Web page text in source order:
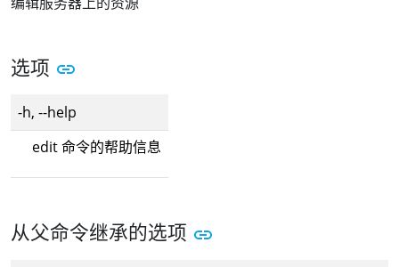
选项
-h, --help
edit 命令的帮助信息
从父命令继承的选项